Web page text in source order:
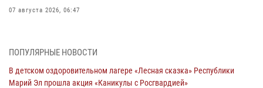
07 августа 2026, 06:47
Всероссийском семинаре в Нижнем Новгороде (видео)
07 августа 2026, 06:25 8 1
ПОПУЛЯРНЫЕ НОВОСТИ
В детском оздоровительном лагере «Лесная сказка» Республики
Марий Эл прошла акция «Каникулы с Росгвардией»